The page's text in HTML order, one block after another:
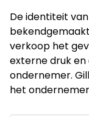
De identiteit
verkoop het
externe druk
ondernemer.
het